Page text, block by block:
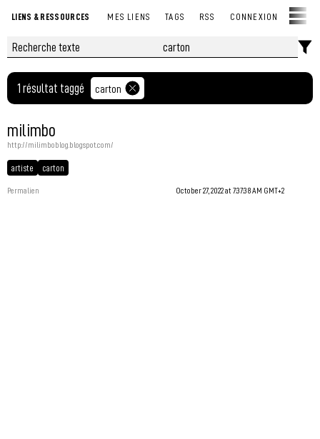
LIENS & RESSOURCES MES LIENS TAGS RSS CONNEXION
1 résultat taggé carton
milimbo
http://milimboblog.blogspot.com/
artiste carton
Permalien October 27, 2022 at 7:37:38 AM GMT+2